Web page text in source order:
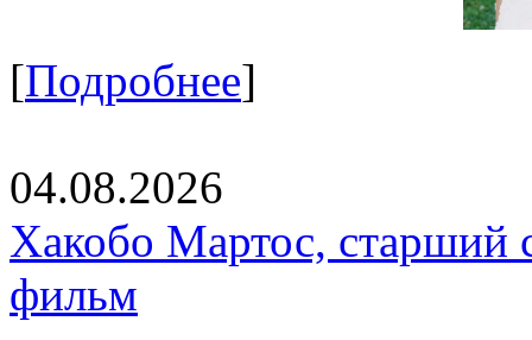
[Подробнее]
04.08.2026
Хакобо Мартос, старший
фильм